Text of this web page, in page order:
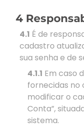
4
4.1 É de
cadastro
sua senha e de
4.1.1 Em caso
fornecidas no
modificar o
Conta”,
sistema.